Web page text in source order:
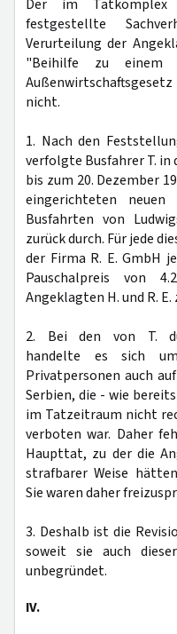
Der im Tatkomplex
festgestellte
Verurteilung der
"Beihilfe zu einem
nicht.
1. Nach den
verfolgte Busfahrer T. in
bis zum 20. Dezember
eingerichteten
Busfahrten von
zurück durch. Für jede
der Firma R. E. GmbH
Pauschalpreis von
Angeklagten H. und R.
2. Bei den von T.
handelte es sich
Privatpersonen auch
Serbien, die - wie
im Tatzeitraum nicht
verboten war. Daher
Haupttat, zu der die
strafbarer Weise
Sie waren daher
3. Deshalb ist die
soweit sie auch
unbegründet.
IV.